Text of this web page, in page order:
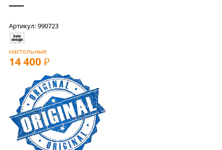
Артикул: 990723
настольные
14 400 РУБ